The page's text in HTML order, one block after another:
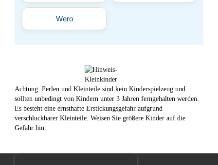
Wero
Achtung: Perlen und Kleinteile sind kein Kinderspielzeug und
sollten unbedingt von Kindern unter 3 Jahren ferngehalten werden.
Es besteht eine ernsthafte Erstickungsgefahr aufgrund
verschluckbarer Kleinteile. Weisen Sie größere Kinder auf die
Gefahr hin.